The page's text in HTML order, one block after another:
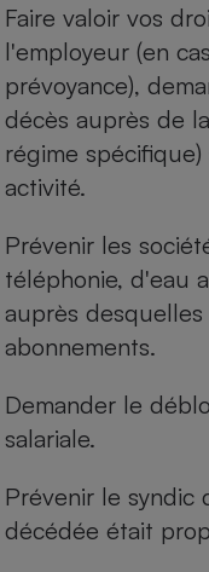
Faire valoir vos
l'employeur (en
prévoyance),
décès auprès de
régime
activité.
Prévenir les
téléphonie, d'eau
auprès
abonnements.
Demander le
salariale.
Prévenir le syndic
décédée était